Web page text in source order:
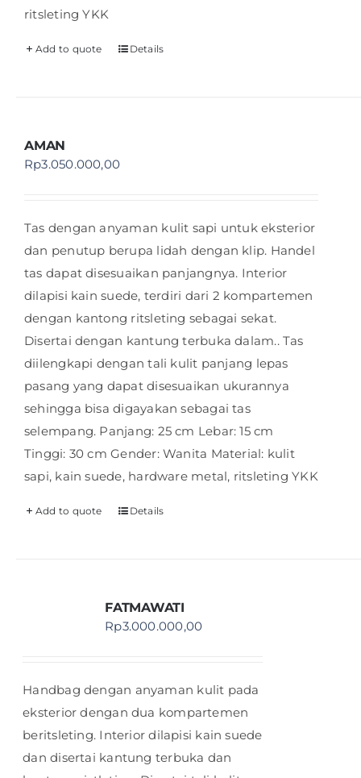
ritsleting YKK
Add to quote Details
AMAN
Rp3.050.000,00
Tas dengan anyaman kulit sapi untuk eksterior
dan penutup berupa lidah dengan klip. Handel
tas dapat disesuaikan panjangnya. Interior
dilapisi kain suede, terdiri dari 2 kompartemen
dengan kantong ritsleting sebagai sekat.
Disertai dengan kantung terbuka dalam.. Tas
diilengkapi dengan tali kulit panjang lepas
pasang yang dapat disesuaikan ukurannya
sehingga bisa digayakan sebagai tas
selempang. Panjang: 25 cm Lebar: 15 cm
Tinggi: 30 cm Gender: Wanita Material: kulit
sapi, kain suede, hardware metal, ritsleting YKK
Add to quote Details
FATMAWATI
Rp3.000.000,00
Handbag dengan anyaman kulit pada
eksterior dengan dua kompartemen
beritsleting. Interior dilapisi kain suede
dan disertai kantung terbuka dan